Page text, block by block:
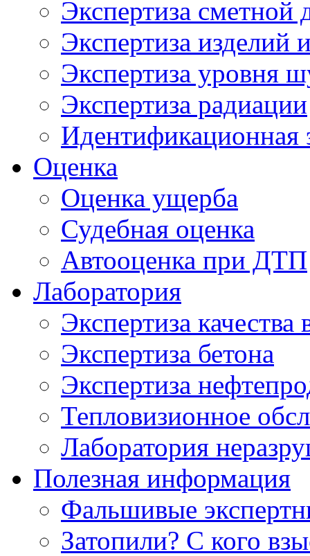
Экспертиза сметной
Экспертиза изделий
Экспертиза уровня
Экспертиза радиации
Идентификационная
Оценка
Оценка ущерба
Судебная оценка
Автооценка при ДТП
Лаборатория
Экспертиза качества
Экспертиза бетона
Экспертиза
Тепловизионное
Лаборатория
Полезная информация
Фальшивые
Затопили? С кого